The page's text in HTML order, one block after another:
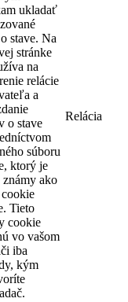
ukladať
stave. Na
stránke
na
relácie
a
o stave
súboru
ktorý je
známy ako
Tieto
cookie
vo vašom
iba
kým
Relácia